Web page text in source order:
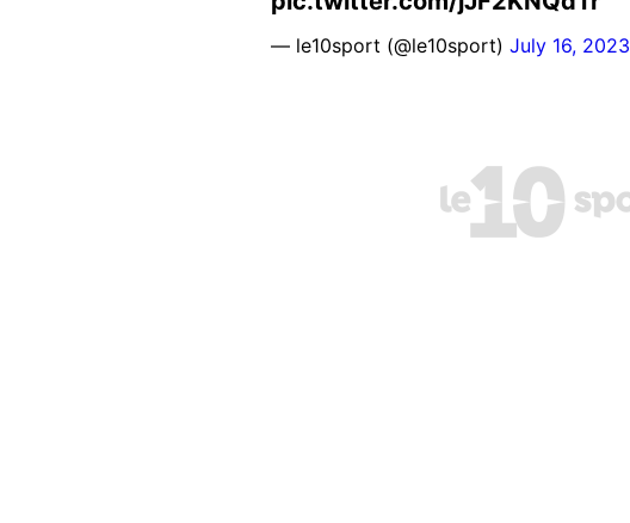
— le10sport (@le10sport) July 16, 2023